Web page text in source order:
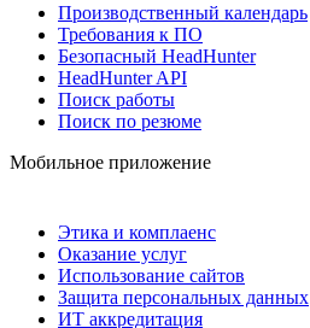
Производственный календарь
Требования к ПО
Безопасный HeadHunter
HeadHunter API
Поиск работы
Поиск по резюме
Мобильное приложение
Этика и комплаенс
Оказание услуг
Использование сайтов
Защита персональных данных
ИТ аккредитация